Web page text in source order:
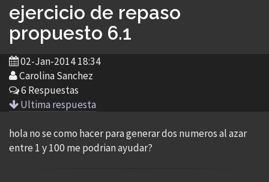
ejercicio de repaso
propuesto 6.1
02-Jan-2014 18:34
Carolina Sanchez
6 Respuestas
Ultima respuesta
hola no se como hacer para generar dos numeros al azar
entre 1 y 100 me podrian ayudar?